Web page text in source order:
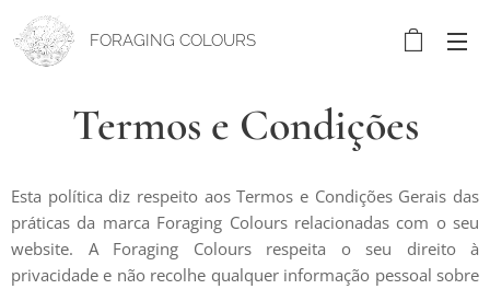
FORAGING COLOURS
Termos e Condições
Esta política diz respeito aos Termos e Condições Gerais das
práticas da marca Foraging Colours relacionadas com o seu
website. A Foraging Colours respeita o seu direito à
privacidade e não recolhe qualquer informação pessoal sobre